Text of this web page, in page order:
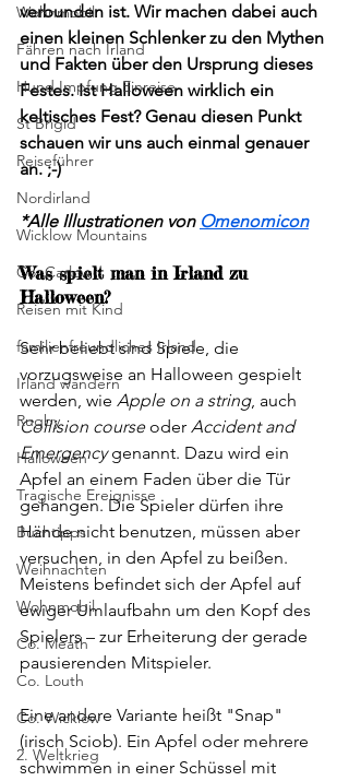
Wohnmobil
Fähren nach Irland
Hund Impfung Einreise
St Brigid
Reiseführer
Nordirland
Wicklow Mountains
Co. Carlow
Reisen mit Kind
familienfreundliches Irland
Irland wandern
Rugby
Halloween
Tragische Ereignisse
Buchtipps
Weihnachten
Wohnmobil
Co. Meath
Co. Louth
Co. Wicklow
2. Weltkrieg
verbunden ist. Wir machen dabei auch
einen kleinen Schlenker zu den Mythen
und Fakten über den Ursprung dieses
Festes. Ist Halloween wirklich ein
keltisches Fest? Genau diesen Punkt
schauen wir uns auch einmal genauer
an. ;-)
*Alle Illustrationen von Omenomicon
Was spielt man in Irland zu
Halloween?
Sehr beliebt sind Spiele, die
vorzugsweise an Halloween gespielt
werden, wie Apple on a string, auch
Collision course oder Accident and
Emergency genannt. Dazu wird ein
Apfel an einem Faden über die Tür
gehangen. Die Spieler dürfen ihre
Hände nicht benutzen, müssen aber
versuchen, in den Apfel zu beißen.
Meistens befindet sich der Apfel auf
ewiger Umlaufbahn um den Kopf des
Spielers – zur Erheiterung der gerade
pausierenden Mitspieler.
Eine andere Variante heißt "Snap"
(irisch Sciob). Ein Apfel oder mehrere
schwimmen in einer Schüssel mit